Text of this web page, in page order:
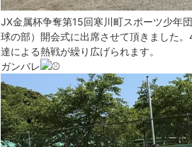
JX金属杯争奪第15回寒川町スポーツ少年
球の部）開会式に出席させて頂きました
達による熱戦が繰り広げられます。
ガンバレ